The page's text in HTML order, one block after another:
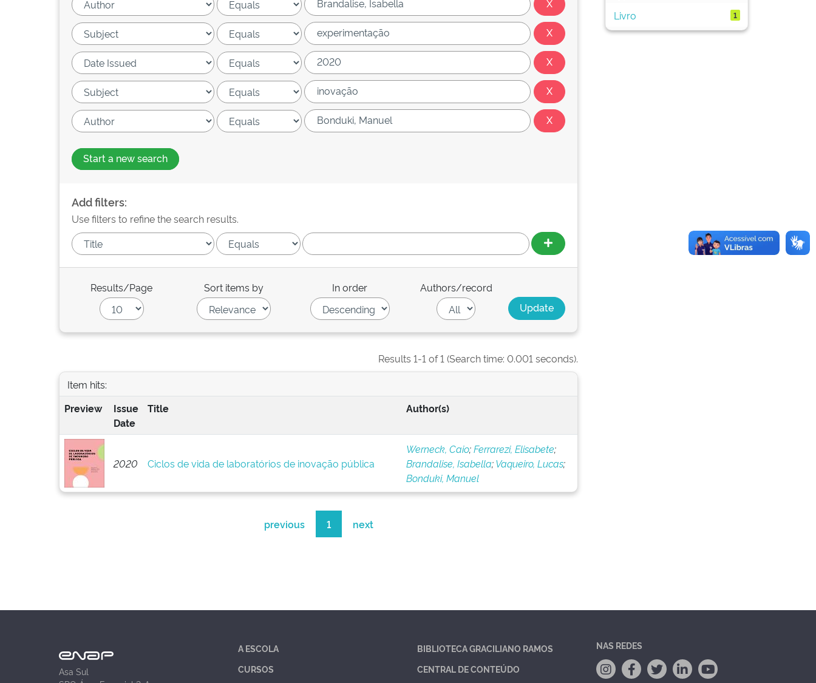
Start a new search
Add filters:
Use filters to refine the search results.
Results/Page Sort items by In order Authors/record
Results 1-1 of 1 (Search time: 0.001 seconds).
Item hits:
Preview
Issue
Date
Title Author(s)
2020 Ciclos de vida de laboratórios de inovação pública
Werneck, Caio;Ferrarezi, Elisabete;
Brandalise, Isabella;Vaqueiro, Lucas;
Bonduki, Manuel
previous 1 next
Livro
1
Asa Sul
A ESCOLA
CURSOS
BIBLIOTECA GRACILIANO RAMOS
CENTRAL DE CONTEÚDO
NAS REDES